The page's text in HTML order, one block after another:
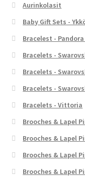
Aurinkolasit
Baby Gift Sets -
Bracelest -
Bracelets -
Bracelets -
Bracelets -
Bracelets - Vittoria
Brooches & Lapel
Brooches & Lapel
Brooches & Lapel
Brooches & Lapel